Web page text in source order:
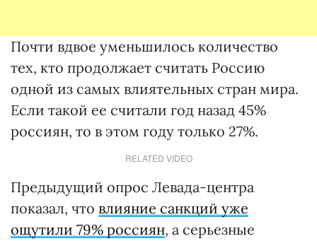
Почти вдвое уменьшилось количество
тех, кто продолжает считать Россию
одной из самых влиятельных стран мира.
Если такой ее считали год назад 45%
россиян, то в этом году только 27%.
RELATED VIDEO
Предыдущий опрос Левада-центра
показал, что влияние санкций уже
ощутили 79% россиян, а серьезные